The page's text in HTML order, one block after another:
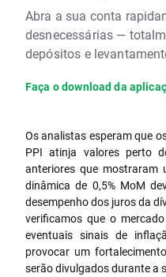
Abra a sua conta
desnecessárias —
depósitos e
Faça o download da
Os analistas esperam que
PPI atinja valores perto
anteriores que
dinâmica de 0,5% MoM
desempenho dos juros da
verificamos que o
eventuais sinais de
provocar um
serão divulgados durante a